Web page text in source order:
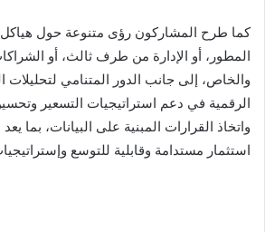
كما طرح المشاركون رؤى متنوعة حول هياكل
المطور، أو الإدارة من طرف ثالث، أو
والخاص، إلى جانب الدور المتنامي لتحليلات
الرقمية في دعم استراتيجيات التسعير
واتخاذ القرارات المبنية على البيانات، بما
استثمار مستدامة وقابلية للتوسع